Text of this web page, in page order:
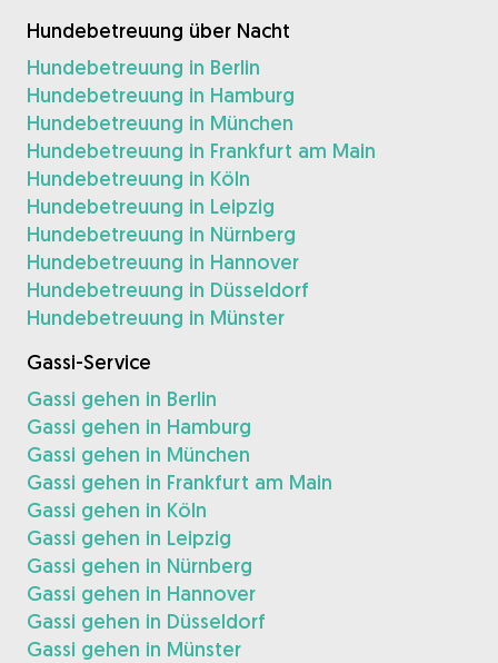
Hundebetreuung über Nacht
Hundebetreuung in Berlin
Hundebetreuung in Hamburg
Hundebetreuung in München
Hundebetreuung in Frankfurt am Main
Hundebetreuung in Köln
Hundebetreuung in Leipzig
Hundebetreuung in Nürnberg
Hundebetreuung in Hannover
Hundebetreuung in Düsseldorf
Hundebetreuung in Münster
Gassi-Service
Gassi gehen in Berlin
Gassi gehen in Hamburg
Gassi gehen in München
Gassi gehen in Frankfurt am Main
Gassi gehen in Köln
Gassi gehen in Leipzig
Gassi gehen in Nürnberg
Gassi gehen in Hannover
Gassi gehen in Düsseldorf
Gassi gehen in Münster